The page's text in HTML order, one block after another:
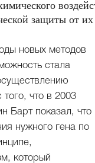
защиты от
новых методов
стала
что в 2003
Барт показал, что
нужного гена по
который